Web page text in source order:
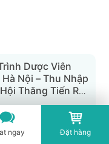
Dược Viên
Hà Nội – Thu Nhập
Thăng Tiến Rõ
& Du Lịch Hè
ngay Đặt hàng